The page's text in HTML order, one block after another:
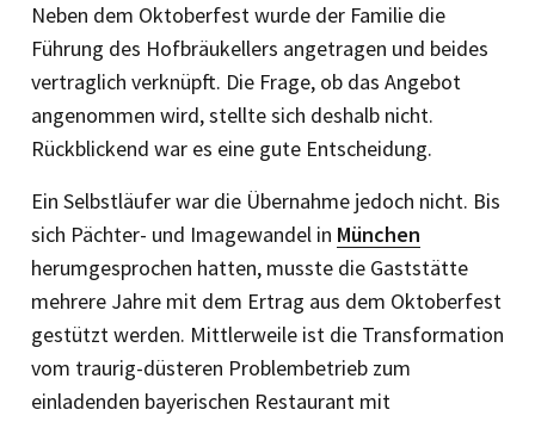
Neben dem Oktoberfest wurde der Familie die
Führung des Hofbräukellers angetragen und beides
vertraglich verknüpft. Die Frage, ob das Angebot
angenommen wird, stellte sich deshalb nicht.
Rückblickend war es eine gute Entscheidung.
Ein Selbstläufer war die Übernahme jedoch nicht. Bis
sich Pächter- und Imagewandel in München
herumgesprochen hatten, musste die Gaststätte
mehrere Jahre mit dem Ertrag aus dem Oktoberfest
gestützt werden. Mittlerweile ist die Transformation
vom traurig-düsteren Problembetrieb zum
einladenden bayerischen Restaurant mit